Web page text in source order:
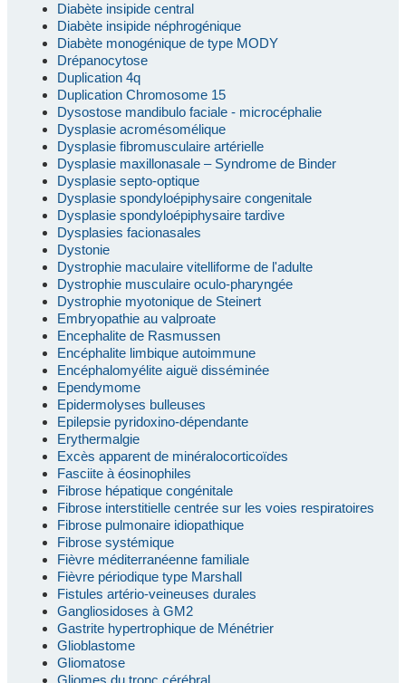
Diabète insipide central
Diabète insipide néphrogénique
Diabète monogénique de type MODY
Drépanocytose
Duplication 4q
Duplication Chromosome 15
Dysostose mandibulo faciale - microcéphalie
Dysplasie acromésomélique
Dysplasie fibromusculaire artérielle
Dysplasie maxillonasale – Syndrome de Binder
Dysplasie septo-optique
Dysplasie spondyloépiphysaire congenitale
Dysplasie spondyloépiphysaire tardive
Dysplasies facionasales
Dystonie
Dystrophie maculaire vitelliforme de l'adulte
Dystrophie musculaire oculo-pharyngée
Dystrophie myotonique de Steinert
Embryopathie au valproate
Encephalite de Rasmussen
Encéphalite limbique autoimmune
Encéphalomyélite aiguë disséminée
Ependymome
Epidermolyses bulleuses
Epilepsie pyridoxino-dépendante
Erythermalgie
Excès apparent de minéralocorticoïdes
Fasciite à éosinophiles
Fibrose hépatique congénitale
Fibrose interstitielle centrée sur les voies respiratoires
Fibrose pulmonaire idiopathique
Fibrose systémique
Fièvre méditerranéenne familiale
Fièvre périodique type Marshall
Fistules artério-veineuses durales
Gangliosidoses à GM2
Gastrite hypertrophique de Ménétrier
Glioblastome
Gliomatose
Gliomes du tronc cérébral